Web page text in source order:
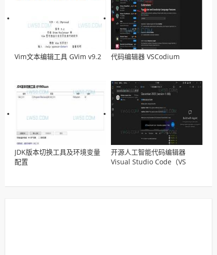
Vim文本编辑工具 GVim v9.2 代码编辑器 VSCodium
JDK版本切换工具及环境变量
配置
开源人工智能代码编辑器
Visual Studio Code（VS